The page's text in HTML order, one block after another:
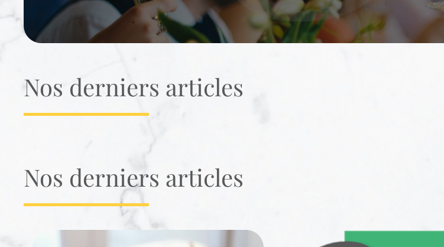
Nos derniers articles
Nos derniers articles